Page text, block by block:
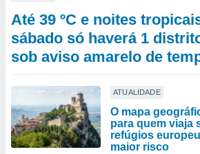
Até 39 ºC e noites
sábado só haverá 1
sob aviso amarelo de
ATUALIDADE
O mapa
para quem viaja
refúgios
maior risco